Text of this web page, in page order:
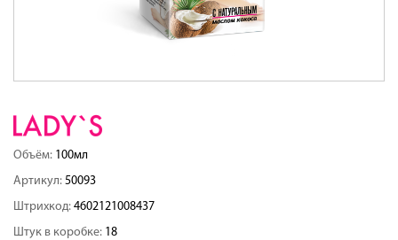
Объём: 100мл
Артикул: 50093
Штрихкод: 4602121008437
Штук в коробке: 18